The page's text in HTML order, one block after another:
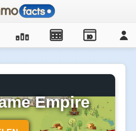
IO
Empire